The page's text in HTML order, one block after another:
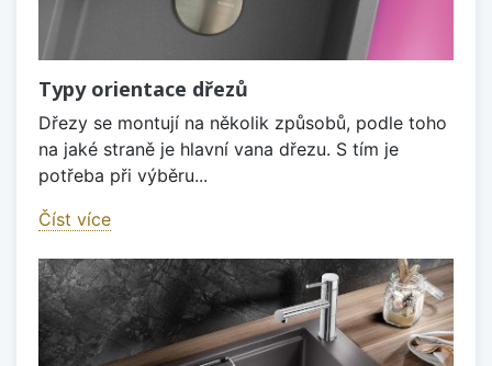
Typy orientace dřezů
Dřezy se montují na několik způsobů, podle toho
na jaké straně je hlavní vana dřezu. S tím je
potřeba při výběru...
Číst více